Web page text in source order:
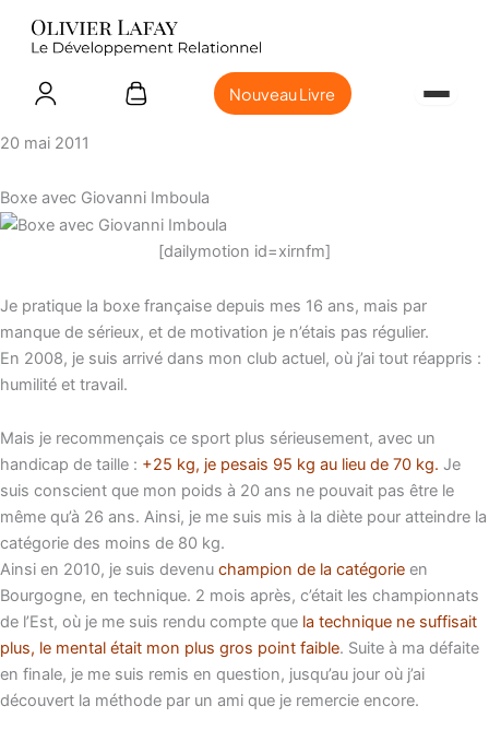
Nouveau Livre
20 mai 2011
Boxe avec Giovanni Imboula
[dailymotion id=xirnfm]
Je pratique la boxe française depuis mes 16 ans, mais par
manque de sérieux, et de motivation je n’étais pas régulier.
En 2008, je suis arrivé dans mon club actuel, où j’ai tout réappris :
humilité et travail.
Mais je recommençais ce sport plus sérieusement, avec un
handicap de taille : +25 kg, je pesais 95 kg au lieu de 70 kg. Je
suis conscient que mon poids à 20 ans ne pouvait pas être le
même qu’à 26 ans. Ainsi, je me suis mis à la diète pour atteindre la
catégorie des moins de 80 kg.
Ainsi en 2010, je suis devenu champion de la catégorie en
Bourgogne, en technique. 2 mois après, c’était les championnats
de l’Est, où je me suis rendu compte que la technique ne suffisait
plus, le mental était mon plus gros point faible. Suite à ma défaite
en finale, je me suis remis en question, jusqu’au jour où j’ai
découvert la méthode par un ami que je remercie encore.